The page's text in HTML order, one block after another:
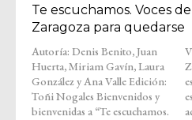
Te escuchamos. Voces
Zaragoza para quedarse
Autoría: Denis Benito, Juan
Huerta, Miriam Gavín, Laura
González y Ana Valle Edición:
Toñi Nogales Bienvenidos y
bienvenidas a “Te escuchamos.
Voces de quienes llegaron a
Zaragoza para quedarse”. Un
espacio tranquilo, hecho para
escuchar sin prisas y